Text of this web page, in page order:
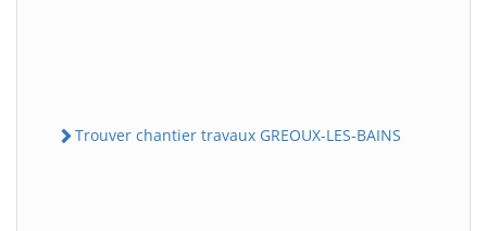
Trouver chantier travaux GREOUX-LES-BAINS